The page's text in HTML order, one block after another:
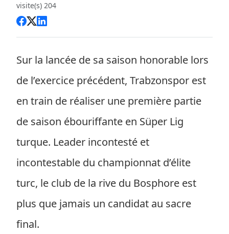
visite(s) 204
Sur la lancée de sa saison honorable lors
de l’exercice précédent, Trabzonspor est
en train de réaliser une première partie
de saison ébouriffante en Süper Lig
turque. Leader incontesté et
incontestable du championnat d’élite
turc, le club de la rive du Bosphore est
plus que jamais un candidat au sacre
final.